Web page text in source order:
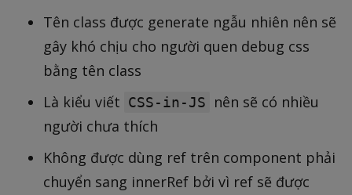
Tên class được generate ngẫu nhiên nên sẽ
gây khó chịu cho người quen debug css
bằng tên class
Là kiểu viết CSS-in-JS
nên sẽ có nhiều
người chưa thích
Không được dùng ref trên component phải
chuyển sang innerRef bởi vì ref sẽ được